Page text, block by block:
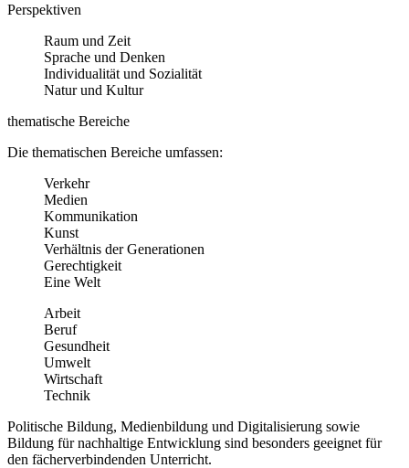
Perspektiven
Raum und Zeit
Sprache und Denken
Individualität und Sozialität
Natur und Kultur
thematische Bereiche
Die thematischen Bereiche umfassen:
Verkehr
Medien
Kommunikation
Kunst
Verhältnis der Generationen
Gerechtigkeit
Eine Welt
Arbeit
Beruf
Gesundheit
Umwelt
Wirtschaft
Technik
Politische Bildung, Medienbildung und Digitalisierung sowie
Bildung für nachhaltige Entwicklung sind besonders geeignet für
den fächerverbindenden Unterricht.